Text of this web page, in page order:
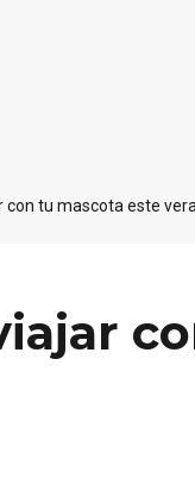
con tu mascota este